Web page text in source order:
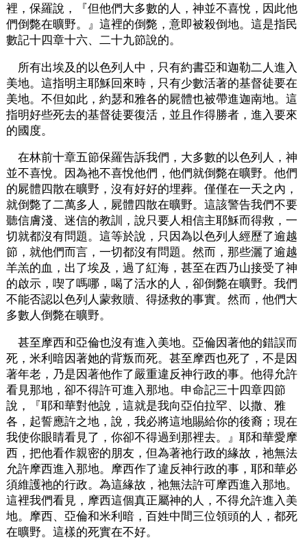
裡，保羅說，『但他們大多數的人，神並不喜悅，因此他
們倒斃在曠野。』這裡的倒斃，意即被殺倒地。這是指民
數記十四章十六、二十九節說的。
所有出埃及的以色列人中，只有約書亞和迦勒二人進入
美地。這指明主耶穌回來時，只有少數活著的基督徒要在
美地。不但如此，約瑟和雅各的屍體也被帶進迦南地。這
指明好些死去的基督徒要復活，並且作得勝者，進入要來
的國度。
在林前十章五節保羅告訴我們，大多數的以色列人，神
並不喜悅。因為祂不喜悅他們，他們就倒斃在曠野。他們
的屍體四散在曠野，沒有好好的埋葬。僅僅在一天之內，
就倒斃了二萬多人，屍體四散在曠野。這該警告我們不要
聽信膚淺、迷信的教訓，說只要人相信主耶穌而得救，一
切就都沒有問題。這等於說，只因為以色列人經歷了逾越
節，就他們而言，一切都沒有問題。然而，那些灑了逾越
羊羔的血，出了埃及，過了紅海，甚至在西乃山接受了神
的啟示，喫了嗎哪，喝了活水的人，卻倒斃在曠野。我們
不能否認以色列人蒙救贖、得拯救的事實。然而，他們大
多數人倒斃在曠野。
甚至摩西和亞倫也沒有進入美地。亞倫因著他的錯誤而
死，米利暗因著她的背叛而死。甚至摩西也死了，不是因
著年老，乃是因著他作了嚴重違反神行政的事。他得允許
看見那地，卻不得許可進入那地。申命記三十四章四節
說，『耶和華對他說，這就是我向亞伯拉罕、以撒、雅
各，起誓應許之地，說，我必將這地賜給你的後裔；現在
我使你眼睛看見了，你卻不得過到那裡去。』耶和華愛摩
西，把他看作親密的朋友，但為著祂行政的緣故，祂無法
允許摩西進入那地。摩西作了違反神行政的事，耶和華必
須維護祂的行政。為這緣故，祂無法許可摩西進入那地。
這裡我們看見，摩西這個真正屬神的人，不得允許進入美
地。摩西、亞倫和米利暗，百姓中間三位領頭的人，都死
在曠野。這樣的死實在不好。